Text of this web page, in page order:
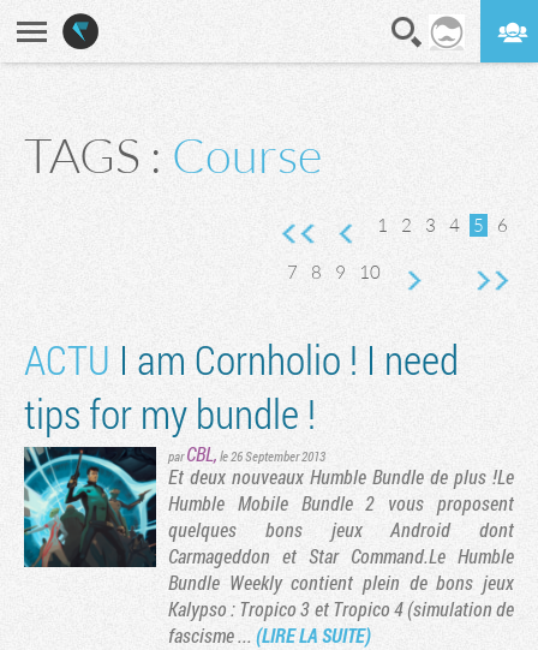
TAGS : Course
1 2 3 4 5 6
7 8 9 10
page
ACTU I am Cornholio ! I need
tips for my bundle !
parCBL, le 26 September 2013
Et deux nouveaux Humble Bundle de plus !Le
Humble Mobile Bundle 2 vous proposent
quelques bons jeux Android dont
Carmageddon et Star Command.Le Humble
Bundle Weekly contient plein de bons jeux
Kalypso : Tropico 3 et Tropico 4 (simulation de
fascisme ... (LIRE LA SUITE)